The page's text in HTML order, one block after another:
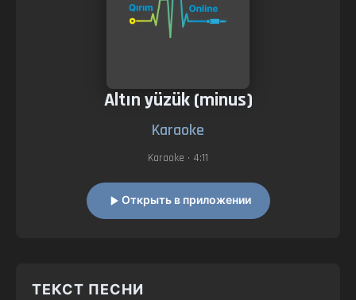
Altın yüzük (minus)
Karaoke
Karaoke • 4:11
Открыть в приложении
ТЕКСТ ПЕСНИ